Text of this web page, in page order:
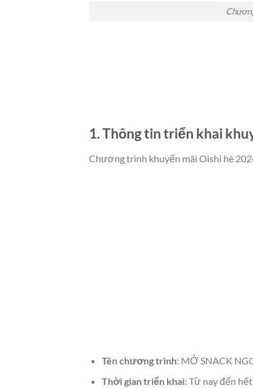
1. Thông tin triển khai
Chương trình khuyến mãi Oishi hè
Tên chương trình: MỞ SNACK
Thời gian triển khai: Từ nay đến hết